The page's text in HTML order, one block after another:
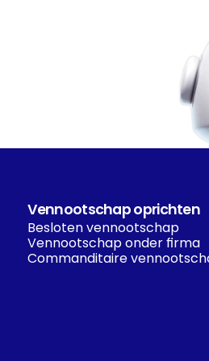
Vennootschap oprichten
Besloten vennootschap
Vennootschap onder firma
Commanditaire